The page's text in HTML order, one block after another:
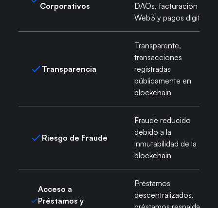
Corporativos
DAOs, facturación
Web3 y pagos digitales
Transparencia
Transparente,
transacciones
registradas
públicamente en
blockchain
Riesgo de Fraude
Fraude reducido
debido a la
inmutabilidad de la
blockchain
Acceso a
Préstamos y
Préstamos
descentralizados,